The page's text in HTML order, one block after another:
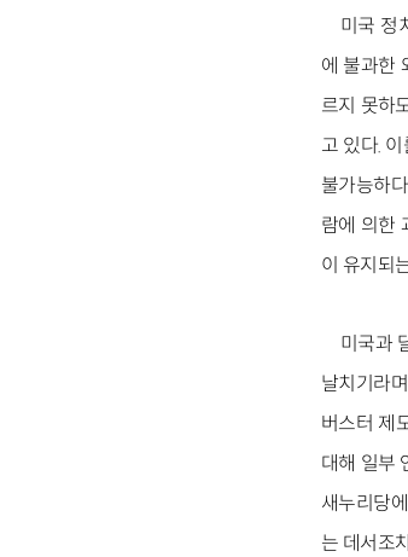
미국 정
에 불과한
르지 못하
고 있다.
불가능하
람에 의한
이 유지되
미국과
날치기라
버스터 제
대해 일부
새누리당
는 데서조